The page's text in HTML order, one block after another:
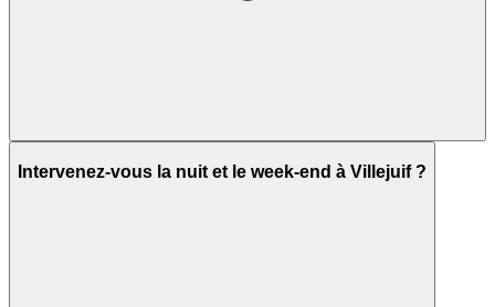
Intervenez-vous la nuit et le week-end à Villejuif ?